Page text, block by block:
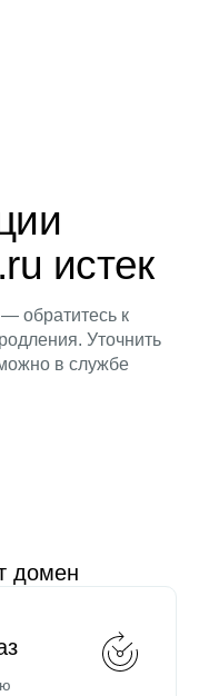
истек
обратитесь к
Уточнить
в службе
домен